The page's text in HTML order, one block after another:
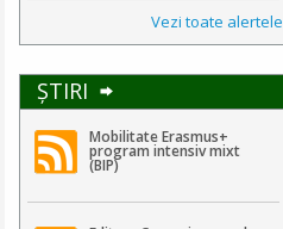
Vezi toate alertele
ŞTIRI
Mobilitate Erasmus+
program intensiv mixt
(BIP)